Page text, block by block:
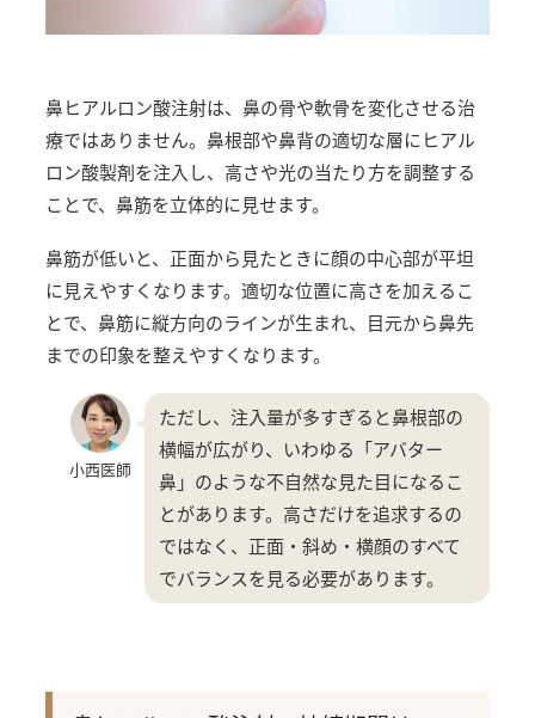
鼻ヒアルロン酸注射は、鼻の骨や軟骨を変化させる治
療ではありません。鼻根部や鼻背の適切な層にヒアル
ロン酸製剤を注入し、高さや光の当たり方を調整する
ことで、鼻筋を立体的に見せます。
鼻筋が低いと、正面から見たときに顔の中心部が平坦
に見えやすくなります。適切な位置に高さを加えるこ
とで、鼻筋に縦方向のラインが生まれ、目元から鼻先
までの印象を整えやすくなります。
小西医師
ただし、注入量が多すぎると鼻根部の
横幅が広がり、いわゆる「アバター
鼻」のような不自然な見た目になるこ
とがあります。高さだけを追求するの
ではなく、正面・斜め・横顔のすべて
でバランスを見る必要があります。